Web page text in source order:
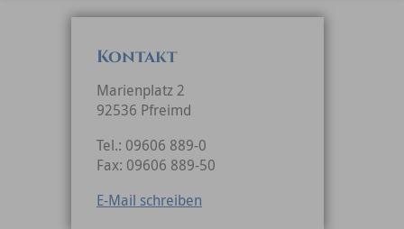
Kontakt
Marienplatz 2
92536 Pfreimd
Tel.: 09606 889-0
Fax: 09606 889-50
E-Mail schreiben